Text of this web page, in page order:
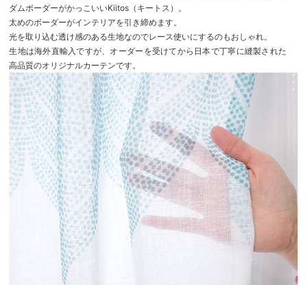
ダムボーダーがかっこいいKiitos（キートス）。
太めのボーダーがインテリアを引き締めます。
光を取り込む透け感のある生地なのでレース使いにするのもおしゃれ。
生地は海外直輸入ですが、オーダーを受けてから日本で丁寧に縫製された
高品質のオリジナルカーテンです。